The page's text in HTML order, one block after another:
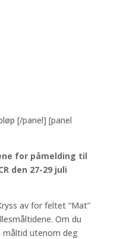
[/panel] [panel
for påmelding til
den 27-29 juli
av for feltet “Mat”
Om du
måltid utenom deg